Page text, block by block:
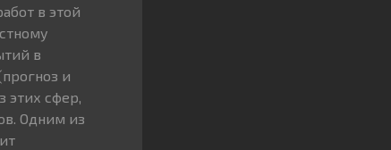
в этой
в
и
этих сфер,
Одним из